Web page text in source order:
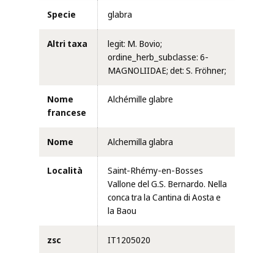
Specie glabra
Altri taxa
legit: M. Bovio;
ordine_herb_subclasse: 6-
MAGNOLIIDAE; det: S. Fröhner;
Nome
francese
Alchémille glabre
Nome Alchemilla glabra
Località
Saint-Rhémy-en-Bosses
Vallone del G.S. Bernardo. Nella
conca tra la Cantina di Aosta e
la Baou
zsc IT1205020